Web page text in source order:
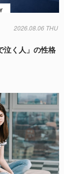
2026.08.06 THU
泣く人」の性格